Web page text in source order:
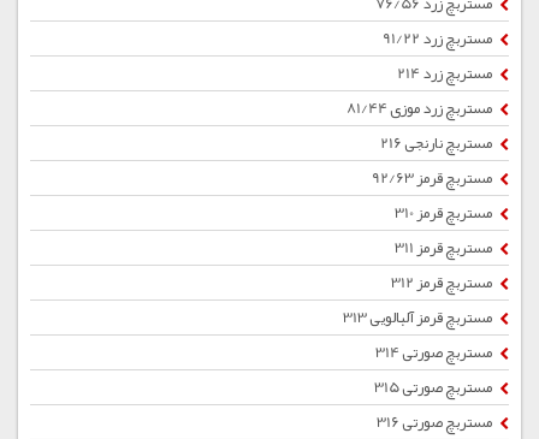
مستربچ زرد 91/22
مستربچ زرد 214
مستربچ زرد موزی 81/44
مستربچ نارنجی 216
مستربچ قرمز 92/63
مستربچ قرمز 310
مستربچ قرمز 311
مستربچ قرمز 312
مستربچ قرمز آلبالویی 313
مستربچ صورتی 314
مستربچ صورتی 315
مستربچ صورتی 316